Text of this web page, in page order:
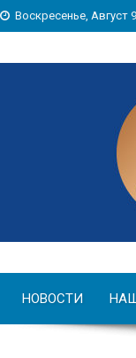
Воскресенье, Август 9
НОВОСТИ